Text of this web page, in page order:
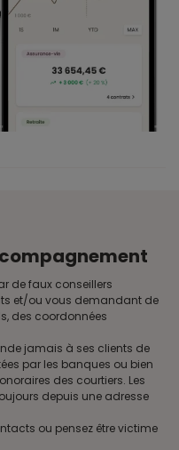
de faux conseillers
et/ou vous demandant de
des coordonnées
jamais à ses clients de
par les banques ou bien
des courtiers. Les
depuis une adresse
ou pensez être victime